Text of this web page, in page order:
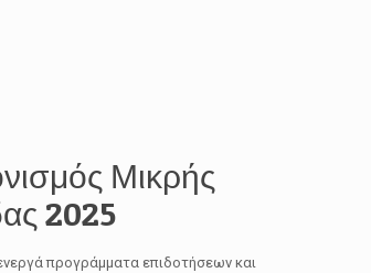
Μικρής
2025
προγράμματα επιδοτήσεων και